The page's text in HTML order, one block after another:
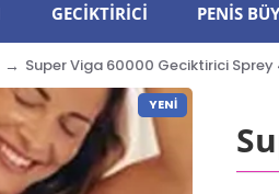
GECIKTIRICI PENIS
Super Viga 60000 Geciktirici Sprey
YENI